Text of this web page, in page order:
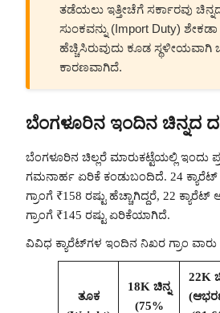
ತಡೆಯಲು ಇತ್ತೀಚೆಗೆ ಸರ್ಕಾರವು
ಸುಂಕವನ್ನು (Import Duty)
ಹೆಚ್ಚಿಸಿರುವುದು ಕೂಡ ಸ್ಥಳೀಯವಾಗಿ
ಕಾರಣವಾಗಿದೆ.
ಬೆಂಗಳೂರಿನ ಇಂದಿನ ಚಿನ್ನದ
ಬೆಂಗಳೂರಿನ ಚಿಲ್ಲರೆ ಮಾರುಕಟ್ಟೆಯಲ್ಲಿ ಇಂದು
ಗಮನಾರ್ಹ ಏರಿಕೆ ಕಂಡುಬಂದಿದೆ. 24 ಕ್ಯಾರೆಟ್
ಗ್ರಾಂಗೆ ₹158 ರಷ್ಟು ಹೆಚ್ಚಾಗಿದ್ದರೆ, 22
ಗ್ರಾಂಗೆ ₹145 ರಷ್ಟು ಏರಿಕೆಯಾಗಿದೆ.
ವಿವಿಧ ಕ್ಯಾರೆಟ್‌ಗಳ ಇಂದಿನ ನಿಖರ ಗ್ರಾಂ
ತೂಕ
18K ಚಿನ್ನ
(75%
22K